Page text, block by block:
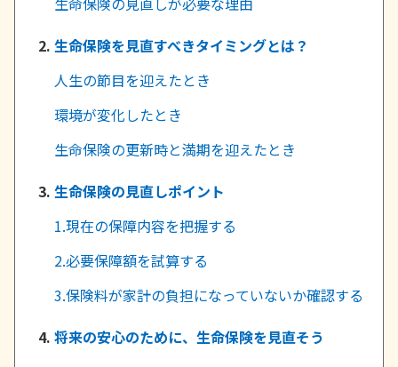
ご契約のしおり・約款（Web約款）
保険用語集
お問い合わせ
すこやか健康ラボ
ラジオ体操ポータルサイト
かんぽ生命のサステナビリティ
お客さまの声／お客さまサービス向上の取組み
かんぽジャンクション
生命保険を見直すべきタイミングとは？
人生の節目を迎えたとき
環境が変化したとき
生命保険の更新時と満期を迎えたとき
生命保険の見直しポイント
1.現在の保障内容を把握する
2.必要保障額を試算する
3.保険料が家計の負担になっていないか確認する
将来の安心のために、生命保険を見直そう